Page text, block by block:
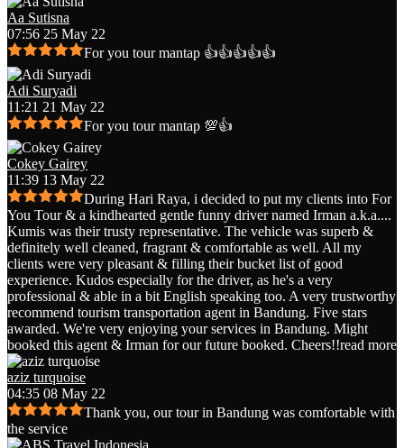
Aa Sutisna
07:56 25 May 22
For you tour mantap 👍👍👍👍👍
Adi Suryadi
11:21 21 May 22
For you tour mantap 💯👍
Cokey Gairey
11:39 13 May 22
During Hari Raya, i decided to put my clients into For
You Tour & a kindhearted gentle funny driver named Irman a.k.a....
Kumis was their trusty representative. The vehicle was superb &
definitely well cleaned, fragrant & comfortable as well. All my
clients were very pleasant & filling their bucket list of good
experience. Kudos especially for the driver, as he's a very
professional & able in a bit English speaking too. A very trustworthy
recommend tourism transportation agent in Bandung. Five stars
awarded. We're very enjoying your services in Bandung. Might
booked this agent & Irman for our future booked. Cheers!!read more
aziz turquoise
04:35 08 May 22
Thank you, our tour in Bandung was comfortable with
the service